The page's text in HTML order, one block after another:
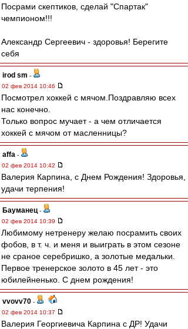
Посрами скептиков, сделай "Спартак"
чемпионом!!!
Александр Сергеевич - здоровья! Берегите
себя
irod sm -
02 фев 2014 10:46
Посмотрел хоккей с мячом.Поздравляю всех
нас конечно.
Только вопрос мучает - а чем отличается
хоккей с мячом от масленницы?
affa -
02 фев 2014 10:42
Валерия Карпина, с Днем Рождения! Здоровья,
удачи терпения!
Бауманец -
02 фев 2014 10:39
Любимому нетренеру желаю посрамить своих
фобов, в т. ч. и меня и выиграть в этом сезоне
не сраное серебришко, а золотые медальки.
Первое тренерское золото в 45 лет - это
юбилейненько. С днем рождения!
vvovv70 -
02 фев 2014 10:37
Валерия Георгиевича Карпина с ДР! Удачи